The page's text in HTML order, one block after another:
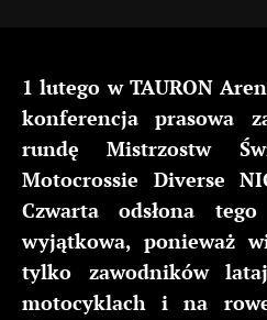
1 lutego w TAURON
konferencja prasowa
rundę Mistrzostw
Motocrossie Diverse
Czwarta odsłona
wyjątkowa, ponieważ
tylko zawodników
motocyklach i na